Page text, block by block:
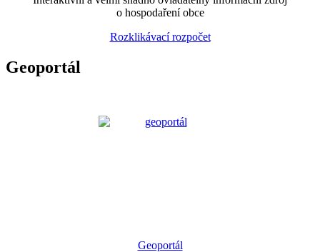
o hospodaření obce
Rozklikávací rozpočet
Geoportál
Geoportál